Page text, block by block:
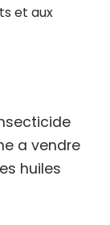
et aux
a vendre
huiles